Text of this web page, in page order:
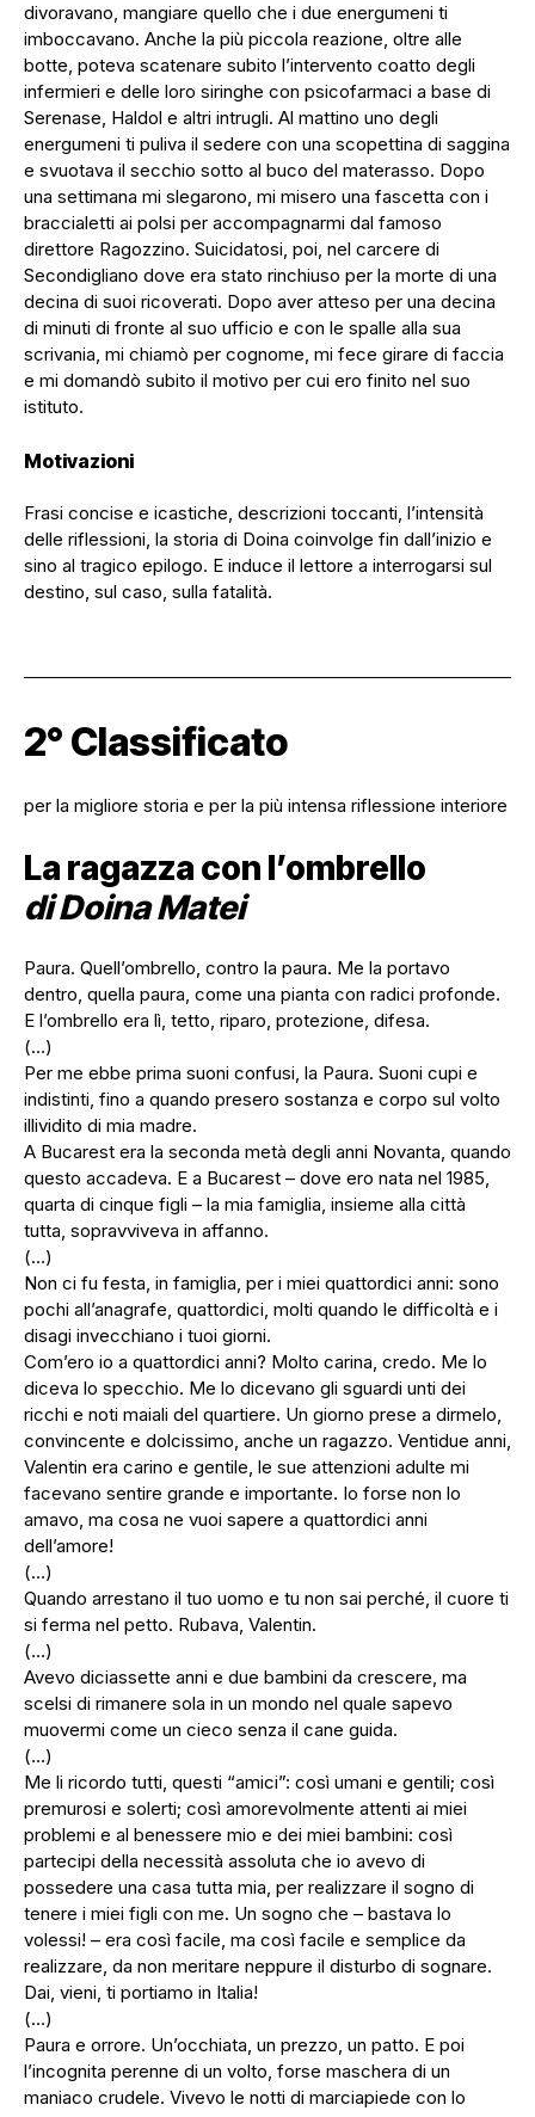
divoravano, mangiare quello che i due energumeni ti
imboccavano. Anche la più piccola reazione, oltre alle
botte, poteva scatenare subito l’intervento coatto degli
infermieri e delle loro siringhe con psicofarmaci a base di
Serenase, Haldol e altri intrugli. Al mattino uno degli
energumeni ti puliva il sedere con una scopettina di saggina
e svuotava il secchio sotto al buco del materasso. Dopo
una settimana mi slegarono, mi misero una fascetta con i
braccialetti ai polsi per accompagnarmi dal famoso
direttore Ragozzino. Suicidatosi, poi, nel carcere di
Secondigliano dove era stato rinchiuso per la morte di una
decina di suoi ricoverati. Dopo aver atteso per una decina
di minuti di fronte al suo ufficio e con le spalle alla sua
scrivania, mi chiamò per cognome, mi fece girare di faccia
e mi domandò subito il motivo per cui ero finito nel suo
istituto.
Motivazioni
Frasi concise e icastiche, descrizioni toccanti, l’intensità
delle riflessioni, la storia di Doina coinvolge fin dall’inizio e
sino al tragico epilogo. E induce il lettore a interrogarsi sul
destino, sul caso, sulla fatalità.
2° Classificato
per la migliore storia e per la più intensa riflessione interiore
La ragazza con l’ombrello
di Doina Matei
Paura. Quell’ombrello, contro la paura. Me la portavo
dentro, quella paura, come una pianta con radici profonde.
E l’ombrello era lì, tetto, riparo, protezione, difesa.
(…)
Per me ebbe prima suoni confusi, la Paura. Suoni cupi e
indistinti, fino a quando presero sostanza e corpo sul volto
illividito di mia madre.
A Bucarest era la seconda metà degli anni Novanta, quando
questo accadeva. E a Bucarest – dove ero nata nel 1985,
quarta di cinque figli – la mia famiglia, insieme alla città
tutta, sopravviveva in affanno.
(…)
Non ci fu festa, in famiglia, per i miei quattordici anni: sono
pochi all’anagrafe, quattordici, molti quando le difficoltà e i
disagi invecchiano i tuoi giorni.
Com’ero io a quattordici anni? Molto carina, credo. Me lo
diceva lo specchio. Me lo dicevano gli sguardi unti dei
ricchi e noti maiali del quartiere. Un giorno prese a dirmelo,
convincente e dolcissimo, anche un ragazzo. Ventidue anni,
Valentin era carino e gentile, le sue attenzioni adulte mi
facevano sentire grande e importante. Io forse non lo
amavo, ma cosa ne vuoi sapere a quattordici anni
dell’amore!
(…)
Quando arrestano il tuo uomo e tu non sai perché, il cuore ti
si ferma nel petto. Rubava, Valentin.
(…)
Avevo diciassette anni e due bambini da crescere, ma
scelsi di rimanere sola in un mondo nel quale sapevo
muovermi come un cieco senza il cane guida.
(…)
Me li ricordo tutti, questi “amici”: così umani e gentili; così
premurosi e solerti; così amorevolmente attenti ai miei
problemi e al benessere mio e dei miei bambini: così
partecipi della necessità assoluta che io avevo di
possedere una casa tutta mia, per realizzare il sogno di
tenere i miei figli con me. Un sogno che – bastava lo
volessi! – era così facile, ma così facile e semplice da
realizzare, da non meritare neppure il disturbo di sognare.
Dai, vieni, ti portiamo in Italia!
(…)
Paura e orrore. Un’occhiata, un prezzo, un patto. E poi
l’incognita perenne di un volto, forse maschera di un
maniaco crudele. Vivevo le notti di marciapiede con lo